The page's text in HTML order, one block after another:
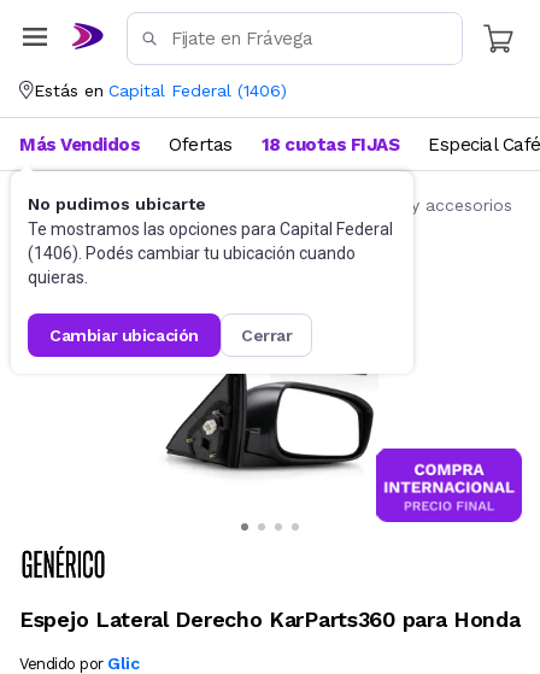
Estás en Capital Federal (1406)
No pudimos ubicarte
Te mostramos las opciones para Capital Federal
(1406). Podés cambiar tu ubicación cuando
quieras.
cambiar ubicación cerrar
Más Vendidos Ofertas 18 cuotas FIJAS Especial Café
Accesorios para autos y motos Repuestos y accesorios
Espejo Lateral Derecho KarParts360 para Honda
Vendido por Glic